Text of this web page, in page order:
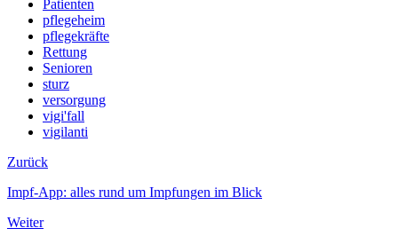
Patienten
pflegeheim
pflegekräfte
Rettung
Senioren
sturz
versorgung
vigi'fall
vigilanti
Zurück
Impf-App: alles rund um Impfungen im Blick
Weiter